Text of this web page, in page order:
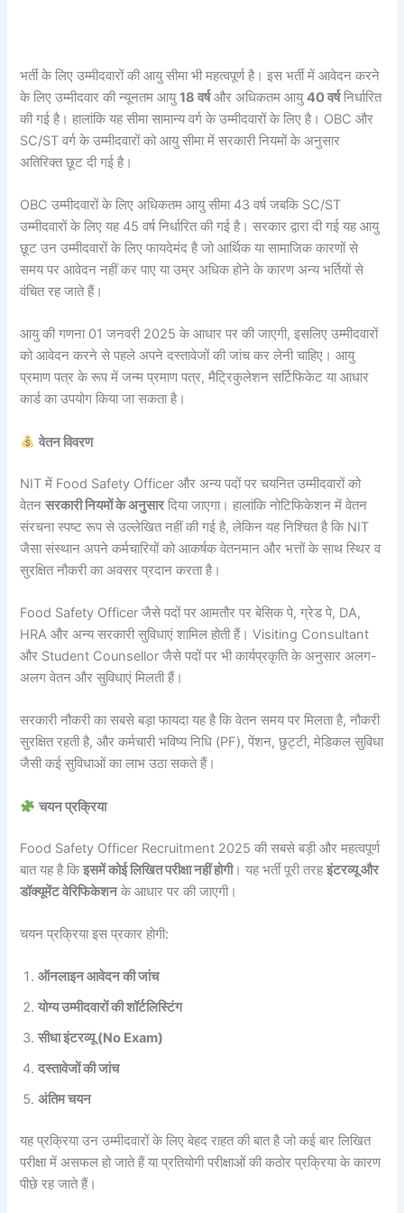
भर्ती के लिए उम्मीदवारों की आयु सीमा भी महत्वपूर्ण है। इस भर्ती में आवेदन करने
के लिए उम्मीदवार की न्यूनतम आयु18 वर्षऔर अधिकतम आयु40 वर्षनिर्धारित
की गई है। हालांकि यह सीमा सामान्य वर्ग के उम्मीदवारों के लिए है। OBC और
SC/ST वर्ग के उम्मीदवारों को आयु सीमा में सरकारी नियमों के अनुसार
अतिरिक्त छूट दी गई है।
OBC उम्मीदवारों के लिए अधिकतम आयु सीमा 43 वर्ष जबकि SC/ST
उम्मीदवारों के लिए यह 45 वर्ष निर्धारित की गई है। सरकार द्वारा दी गई यह आयु
छूट उन उम्मीदवारों के लिए फायदेमंद है जो आर्थिक या सामाजिक कारणों से
समय पर आवेदन नहीं कर पाए या उम्र अधिक होने के कारण अन्य भर्तियों से
वंचित रह जाते हैं।
आयु की गणना 01 जनवरी 2025 के आधार पर की जाएगी, इसलिए उम्मीदवारों
को आवेदन करने से पहले अपने दस्तावेजों की जांच कर लेनी चाहिए। आयु
प्रमाण पत्र के रूप में जन्म प्रमाण पत्र, मैट्रिकुलेशन सर्टिफिकेट या आधार
कार्ड का उपयोग किया जा सकता है।
वेतन विवरण
NIT में Food Safety Officer और अन्य पदों पर चयनित उम्मीदवारों को
वेतनसरकारी नियमों के अनुसारदिया जाएगा। हालांकि नोटिफिकेशन में वेतन
संरचना स्पष्ट रूप से उल्लेखित नहीं की गई है, लेकिन यह निश्चित है कि NIT
जैसा संस्थान अपने कर्मचारियों को आकर्षक वेतनमान और भत्तों के साथ स्थिर व
सुरक्षित नौकरी का अवसर प्रदान करता है।
Food Safety Officer जैसे पदों पर आमतौर पर बेसिक पे, ग्रेड पे, DA,
HRA और अन्य सरकारी सुविधाएं शामिल होती हैं। Visiting Consultant
और Student Counsellor जैसे पदों पर भी कार्यप्रकृति के अनुसार अलग-
अलग वेतन और सुविधाएं मिलती हैं।
सरकारी नौकरी का सबसे बड़ा फायदा यह है कि वेतन समय पर मिलता है, नौकरी
सुरक्षित रहती है, और कर्मचारी भविष्य निधि (PF), पेंशन, छुट्टी, मेडिकल सुविधा
जैसी कई सुविधाओं का लाभ उठा सकते हैं।
चयन प्रक्रिया
Food Safety Officer Recruitment 2025 की सबसे बड़ी और महत्वपूर्ण
बात यह है किइसमें कोई लिखित परीक्षा नहीं होगी। यह भर्ती पूरी तरहइंटरव्यू और
डॉक्यूमेंट वेरिफिकेशनके आधार पर की जाएगी।
चयन प्रक्रिया इस प्रकार होगी:
ऑनलाइन आवेदन की जांच
योग्य उम्मीदवारों की शॉर्टलिस्टिंग
सीधा इंटरव्यू (No Exam)
दस्तावेजों की जांच
अंतिम चयन
यह प्रक्रिया उन उम्मीदवारों के लिए बेहद राहत की बात है जो कई बार लिखित
परीक्षा में असफल हो जाते हैं या प्रतियोगी परीक्षाओं की कठोर प्रक्रिया के कारण
पीछे रह जाते हैं।